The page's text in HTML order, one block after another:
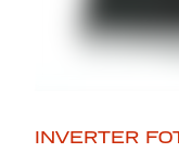
INVERTER